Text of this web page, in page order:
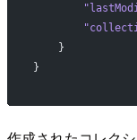
    }
}